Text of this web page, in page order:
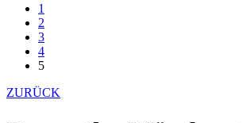
1
2
3
4
5
ZURÜCK